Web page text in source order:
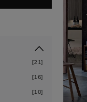
21
16
10